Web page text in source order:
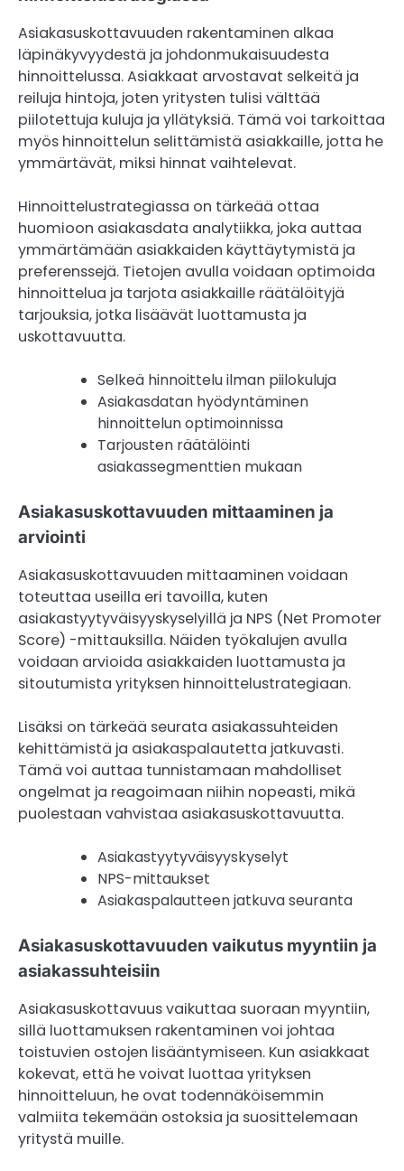
Asiakasuskottavuuden rakentaminen alkaa
läpinäkyvyydestä ja johdonmukaisuudesta
hinnoittelussa. Asiakkaat arvostavat selkeitä ja
reiluja hintoja, joten yritysten tulisi välttää
piilotettuja kuluja ja yllätyksiä. Tämä voi tarkoittaa
myös hinnoittelun selittämistä asiakkaille, jotta he
ymmärtävät, miksi hinnat vaihtelevat.
Hinnoittelustrategiassa on tärkeää ottaa
huomioon asiakasdata analytiikka, joka auttaa
ymmärtämään asiakkaiden käyttäytymistä ja
preferenssejä. Tietojen avulla voidaan optimoida
hinnoittelua ja tarjota asiakkaille räätälöityjä
tarjouksia, jotka lisäävät luottamusta ja
uskottavuutta.
Selkeä hinnoittelu ilman piilokuluja
Asiakasdatan hyödyntäminen
hinnoittelun optimoinnissa
Tarjousten räätälöinti
asiakassegmenttien mukaan
Asiakasuskottavuuden mittaaminen ja
arviointi
Asiakasuskottavuuden mittaaminen voidaan
toteuttaa useilla eri tavoilla, kuten
asiakastyytyväisyyskyselyillä ja NPS (Net Promoter
Score) -mittauksilla. Näiden työkalujen avulla
voidaan arvioida asiakkaiden luottamusta ja
sitoutumista yrityksen hinnoittelustrategiaan.
Lisäksi on tärkeää seurata asiakassuhteiden
kehittämistä ja asiakaspalautetta jatkuvasti.
Tämä voi auttaa tunnistamaan mahdolliset
ongelmat ja reagoimaan niihin nopeasti, mikä
puolestaan vahvistaa asiakasuskottavuutta.
Asiakastyytyväisyyskyselyt
NPS-mittaukset
Asiakaspalautteen jatkuva seuranta
Asiakasuskottavuuden vaikutus myyntiin ja
asiakassuhteisiin
Asiakasuskottavuus vaikuttaa suoraan myyntiin,
sillä luottamuksen rakentaminen voi johtaa
toistuvien ostojen lisääntymiseen. Kun asiakkaat
kokevat, että he voivat luottaa yrityksen
hinnoitteluun, he ovat todennäköisemmin
valmiita tekemään ostoksia ja suosittelemaan
yritystä muille.